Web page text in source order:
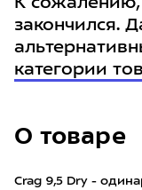
О товаре
Crag 9,5 Dry -
К
закончился.
категории